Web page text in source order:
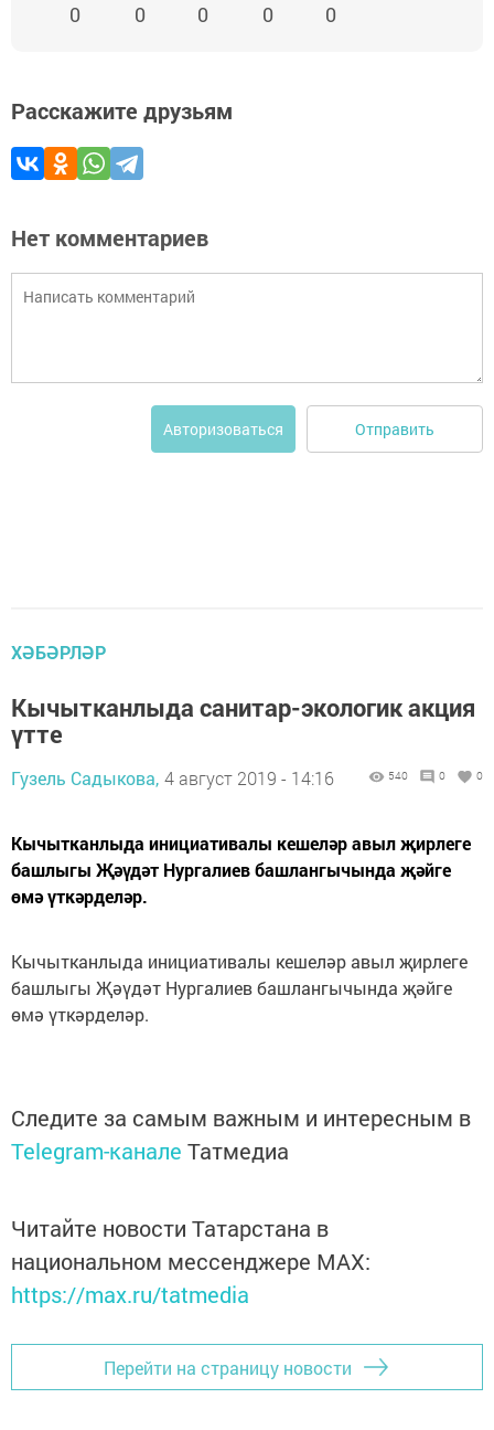
0 0 0 0 0
Расскажите друзьям
Нет комментариев
Авторизоваться Отправить
ХӘБӘРЛӘР
Кычытканлыда санитар-экологик акция
үтте
Гузель Садыкова, 4 август 2019 - 14:16 540 0 0
Кычытканлыда инициативалы кешеләр авыл җирлеге
башлыгы Җәүдәт Нургалиев башлангычында җәйге
өмә үткәрделәр.
Кычытканлыда инициативалы кешеләр авыл җирлеге
башлыгы Җәүдәт Нургалиев башлангычында җәйге
өмә үткәрделәр.
Следите за самым важным и интересным в
Telegram-канале Татмедиа
Читайте новости Татарстана в
национальном мессенджере MАХ:
https://max.ru/tatmedia
Перейти на страницу новости